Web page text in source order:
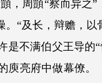
，周顗“察而异之
“及长，辩赡，
满伯父王导的“
亮府中做幕僚。